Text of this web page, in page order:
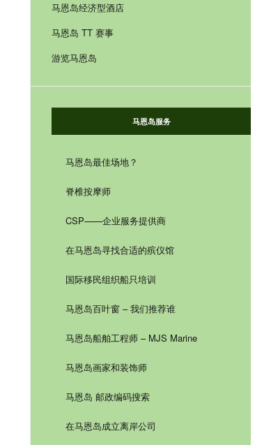
马恩岛经济型酒店
马恩岛 TT 赛事
游览马恩岛
马恩岛服务
马恩岛最佳场地？
脊椎按摩师
CSP——企业服务提供商
在马恩岛寻找合适的殡仪馆
国际移民组织船只培训
马恩岛百叶窗 – 我们推荐谁
马恩岛船舶工程师 – MJS Marine
马恩岛画家和装饰师
马恩岛 邮政编码搜索
在马恩岛成立离岸公司